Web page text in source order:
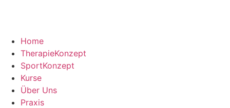
Home
TherapieKonzept
SportKonzept
Kurse
Über Uns
Praxis